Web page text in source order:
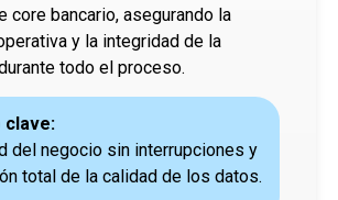
core bancario, asegurando la
y la integridad de la
todo el proceso.
clave:
del negocio sin interrupciones y
total de la calidad de los datos.